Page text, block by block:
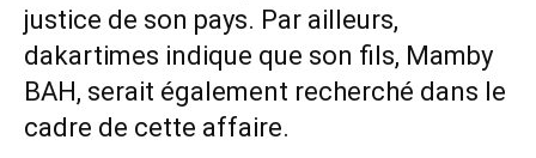
justice de son pays. Par ailleurs,
dakartimes indique que son fils, Mamby
BAH, serait également recherché dans le
cadre de cette affaire.